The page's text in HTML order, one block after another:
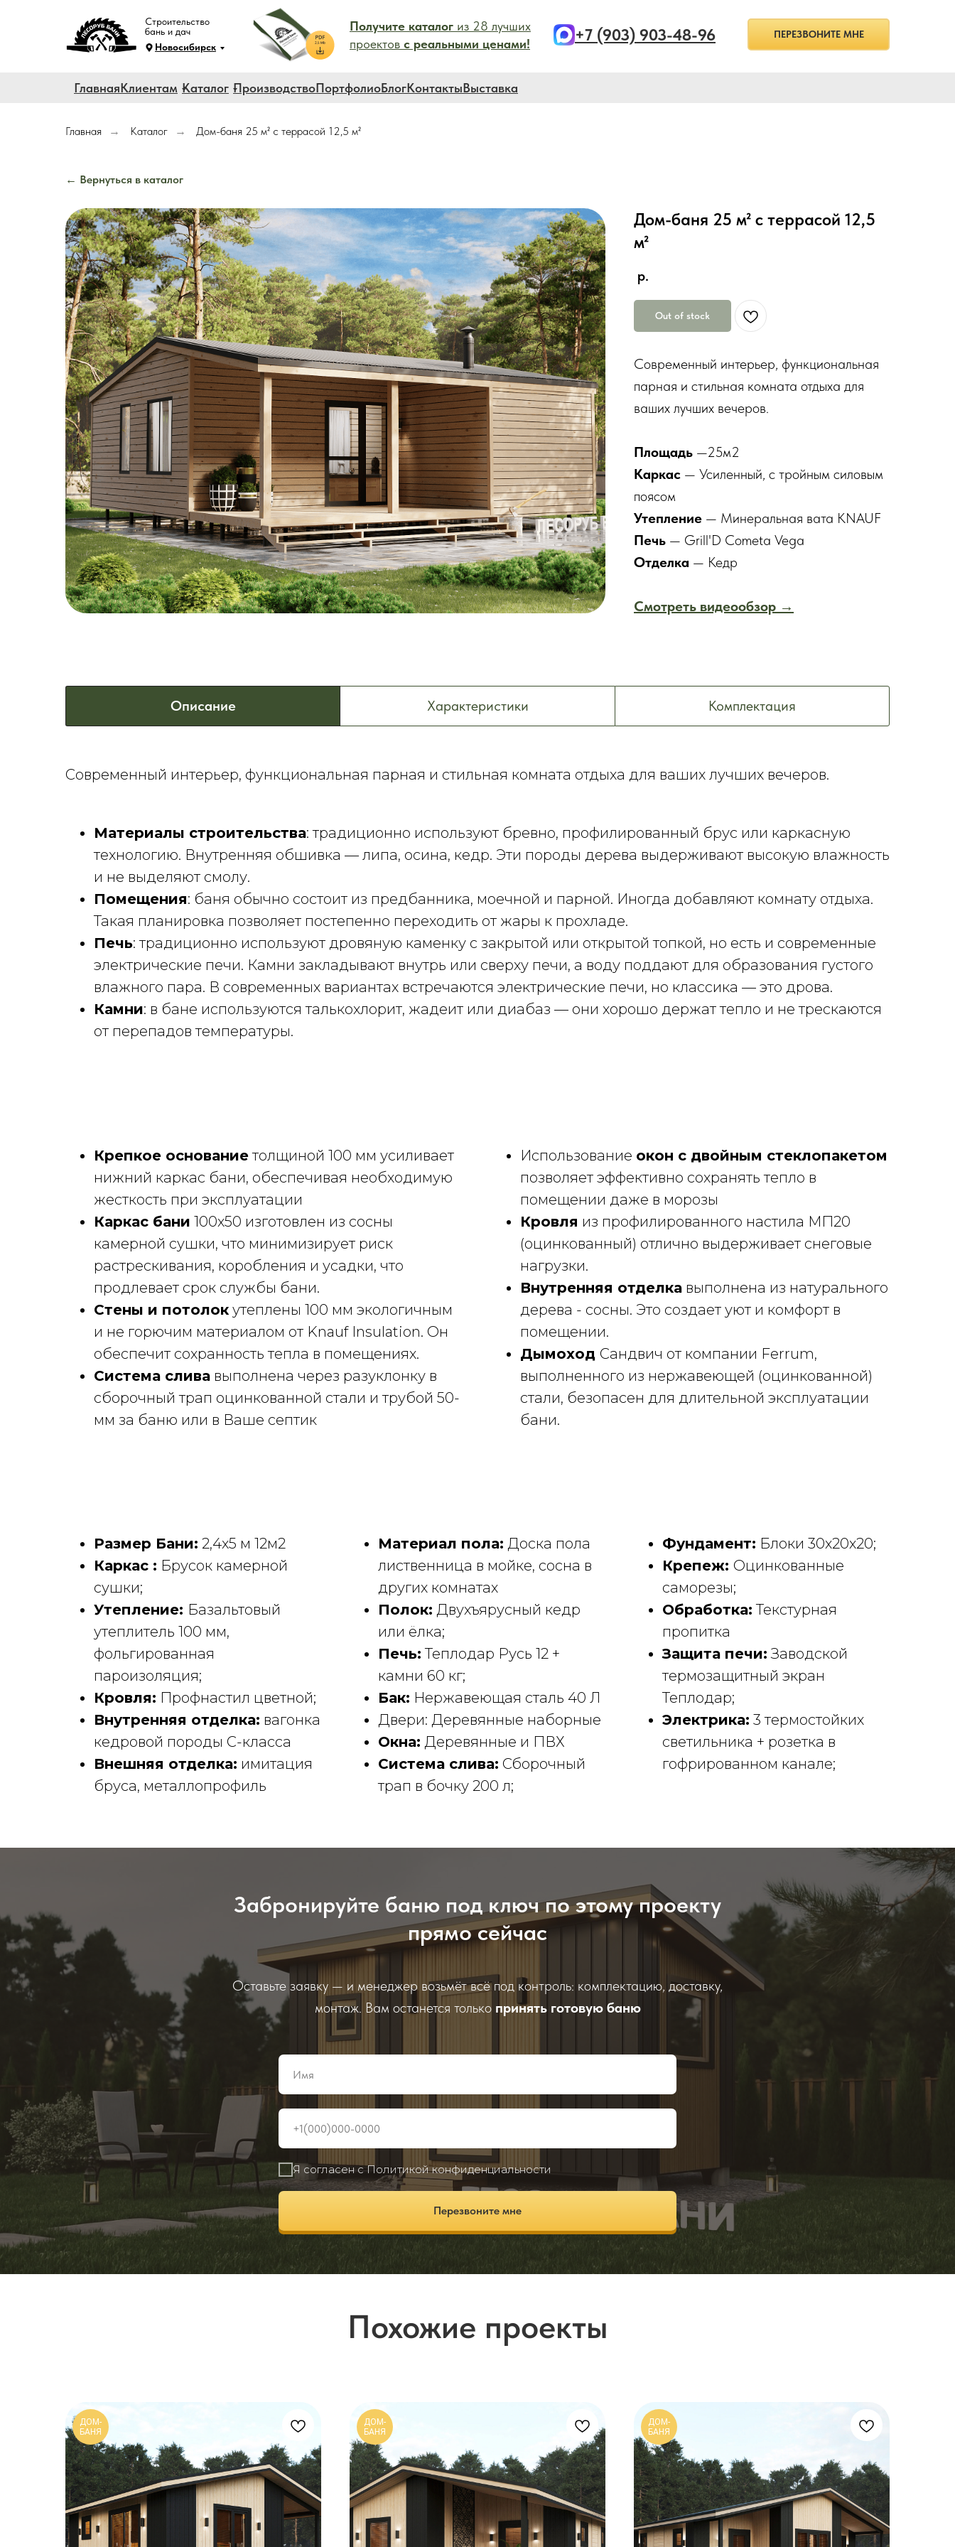
Получите каталог из 28 лучших
проектов с реальными ценами!
Строительство
бань и дач
ПЕРЕЗВОНИТЕ МНЕ
Новосибирск
ГлавнаяКлиентам Каталог ПроизводствоПортфолиоБлогКонтактыВыставка
+7 (903) 903-48-96
Главная → Каталог → Дом-баня 25 м² с террасой 12,5 м²
← Вернуться в каталог
Дом-баня 25 м² с террасой 12,5
м²
р.
Out of stock
Современный интерьер, функциональная
парная и стильная комната отдыха для
ваших лучших вечеров.
Площадь —25м2
Каркас — Усиленный, с тройным силовым
поясом
Утепление — Минеральная вата KNAUF
Печь — Grill'D Cometa Vega
Отделка — Кедр
Смотреть видеообзор →
Описание Характеристики Комплектация
Современный интерьер, функциональная парная и стильная комната отдыха для ваших лучших вечеров.
Материалы строительства: традиционно используют бревно, профилированный брус или каркасную
технологию. Внутренняя обшивка — липа, осина, кедр. Эти породы дерева выдерживают высокую влажность
и не выделяют смолу.
Помещения: баня обычно состоит из предбанника, моечной и парной. Иногда добавляют комнату отдыха.
Такая планировка позволяет постепенно переходить от жары к прохладе.
Печь: традиционно используют дровяную каменку с закрытой или открытой топкой, но есть и современные
электрические печи. Камни закладывают внутрь или сверху печи, а воду поддают для образования густого
влажного пара. В современных вариантах встречаются электрические печи, но классика — это дрова.
Камни: в бане используются талькохлорит, жадеит или диабаз — они хорошо держат тепло и не трескаются
от перепадов температуры.
Крепкое основаниетолщиной 100 мм усиливает
нижний каркас бани, обеспечивая необходимую
жесткость при эксплуатации
Каркас бани 100х50 изготовлен из сосны
камерной сушки, что минимизирует риск
растрескивания, коробления и усадки, что
продлевает срок службы бани.
Стены и потолок утеплены 100 мм экологичным
и не горючим материалом от Knauf Insulation. Он
обеспечит сохранность тепла в помещениях.
Система слива выполнена через разуклонку в
сборочный трап оцинкованной стали и трубой 50-
мм за баню или в Ваше септик
Использование окон с двойным стеклопакетом
позволяет эффективно сохранять тепло в
помещении даже в морозы
Кровля из профилированного настила МП20
(оцинкованный) отлично выдерживает снеговые
нагрузки.
Внутренняя отделка выполнена из натурального
дерева - сосны. Это создает уют и комфорт в
помещении.
Дымоход Сандвич от компании Ferrum,
выполненного из нержавеющей (оцинкованной)
стали, безопасен для длительной эксплуатации
бани.
Размер Бани: 2,4x5 м 12м2
Каркас : Брусок камерной
сушки;
Утепление: Базальтовый
утеплитель 100 мм,
фольгированная
пароизоляция;
Кровля: Профнастил цветной;
Внутренняя отделка: вагонка
кедровой породы С-класса
Внешняя отделка: имитация
бруса, металлопрофиль
Материал пола: Доска пола
лиственница в мойке, сосна в
других комнатах
Полок: Двухъярусный кедр
или ёлка;
Печь: Теплодар Русь 12 +
камни 60 кг;
Бак: Нержавеющая сталь 40 Л
Двери: Деревянные наборные
Окна: Деревянные и ПВХ
Система слива: Сборочный
трап в бочку 200 л;
Фундамент: Блоки 30х20х20;
Крепеж: Оцинкованные
саморезы;
Обработка: Текстурная
пропитка
Защита печи: Заводской
термозащитный экран
Теплодар;
Электрика: 3 термостойких
светильника + розетка в
гофрированном канале;
Забронируйте баню под ключ по этому проекту
прямо сейчас
Оставьте заявку — и менеджер возьмёт всё под контроль: комплектацию, доставку,
монтаж. Вам останется только принять готовую баню
Я согласен с Политикой конфиденциальности
Перезвоните мне
Похожие проекты
ДОМ-
БАНЯ
ДОМ-
БАНЯ
ДОМ-
БАНЯ